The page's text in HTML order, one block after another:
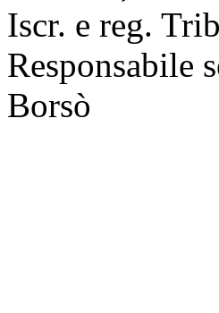
Iscr. e reg.
Responsabile
Borsò